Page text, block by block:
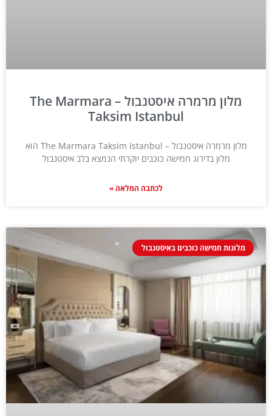
מלון מרמרה איסטנבול – The Marmara
Taksim Istanbul
מלון מרמרה איסטנבול – The Marmara Taksim Istanbul הוא
מלון בדירוג חמישה כוכבים יוקרתי הנמצא בלב איסטנבול
לכתבה המלאה »
מלונות חמישה כוכבים באיסטנבול